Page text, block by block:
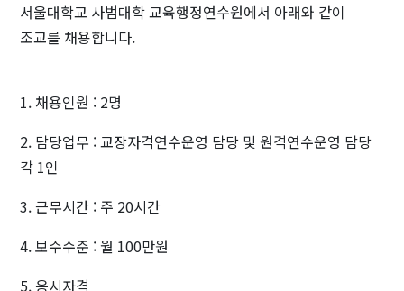
서울대학교 사범대학 교육행정연수원에서 아래와 같이
조교를 채용합니다.
1. 채용인원 : 2명
2. 담당업무 : 교장자격연수운영 담당 및 원격연수운영 담당
각 1인
3. 근무시간 : 주 20시간
4. 보수수준 : 월 100만원
5. 응시자격